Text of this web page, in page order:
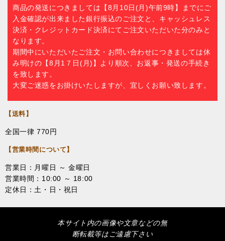
商品の発送につきましては【8月10日(月)午前9時】までにご
入金確認が出来ました銀行振込のご注文と、キャッシュレス
決済・クレジットカード決済にてご注文いただいた分のみと
なります。
期間中にいただいたご注文・お問い合わせにつきましては休
み明けの【8月1７日(月)】より順次、お返事・発送の手続き
を致します。
大変ご迷惑をお掛けいたしますが、宜しくお願い致します。
【送料】
全国一律 770円
【営業時間について】
営業日：月曜日 ～ 金曜日
営業時間：10:00 ～ 18:00
定休日：土・日・祝日
本サイト内の画像や文章などの無
断転載等はご遠慮下さい